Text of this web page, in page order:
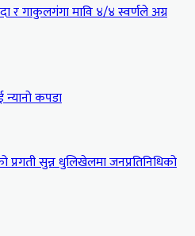
र गाकुलगंगा मावि ४/४ स्वर्णले अग्र
न्यानो कपडा
सुन्न धुलिखेलमा जनप्रतिनिधिको